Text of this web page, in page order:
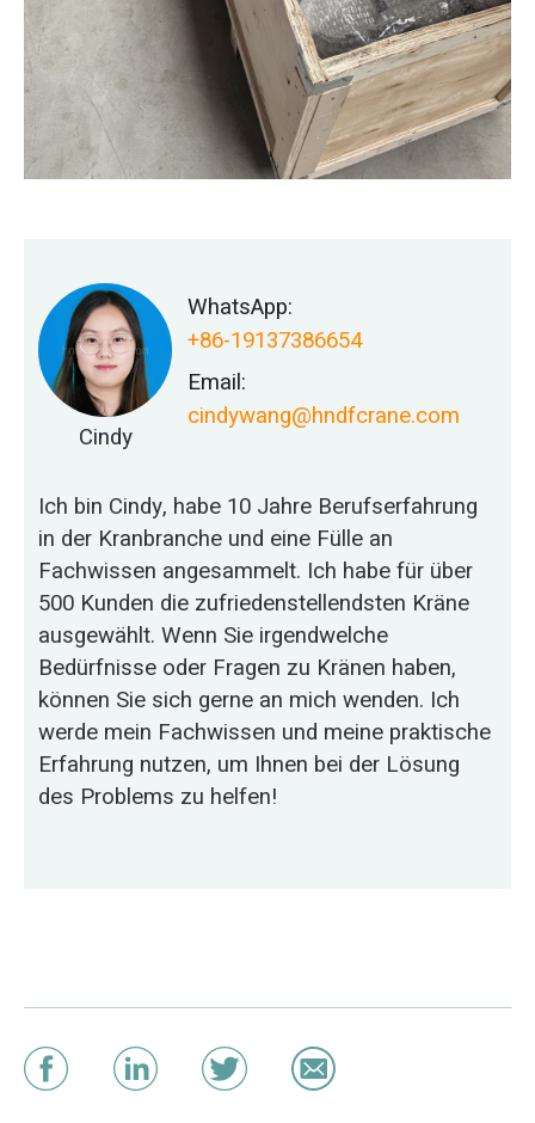
Cindy
WhatsApp:
+86-19137386654
Email:
cindywang@hndfcrane.com
Ich bin Cindy, habe 10 Jahre Berufserfahrung
in der Kranbranche und eine Fülle an
Fachwissen angesammelt. Ich habe für über
500 Kunden die zufriedenstellendsten Kräne
ausgewählt. Wenn Sie irgendwelche
Bedürfnisse oder Fragen zu Kränen haben,
können Sie sich gerne an mich wenden. Ich
werde mein Fachwissen und meine praktische
Erfahrung nutzen, um Ihnen bei der Lösung
des Problems zu helfen!